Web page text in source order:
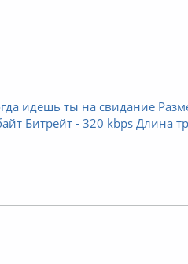
идешь ты на свидание
Битрейт - 320 kbps Длина